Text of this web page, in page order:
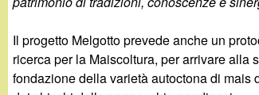
.
i
Il progetto Melgotto prevede anche un
ricerca per la Maiscoltura, per arrivare
fondazione della varietà autoctona di mais